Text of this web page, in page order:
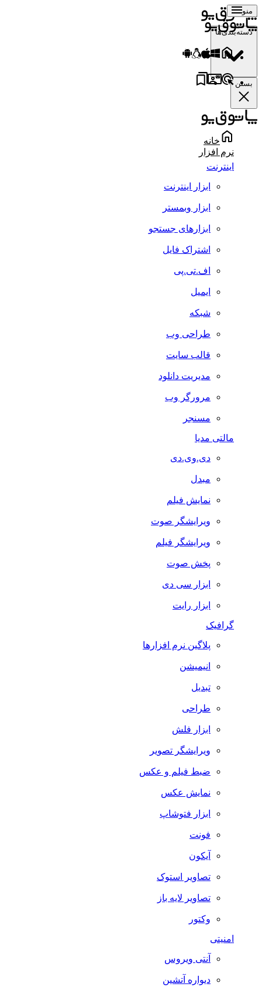
منو
دسته‌بندی‌ها
بستن
خانه
نرم افزار
اینترنت
ابزار اینترنت
ابزار وبمستر
ابزارهای جستجو
اشتراک فایل
اف.تی.پی
ایمیل
شبکه
طراحی وب
قالب سایت
مدیریت دانلود
مرورگر وب
مسنجر
مالتی مدیا
دی.وی.دی
مبدل
نمایش فیلم
ویرایشگر صوت
ویرایشگر فیلم
پخش صوت
ابزار سی دی
ابزار رایت
گرافیک
پلاگین نرم افزارها
انیمیشن
تبدیل
طراحی
ابزار فلش
ویرایشگر تصویر
ضبط فيلم و عكس
نمایش عکس
ابزار فتوشاپ
فونت
آیکون
تصاویر استوک
تصاویر لایه باز
وکتور
امنیتی
آنتی ویروس
دیواره آتشین